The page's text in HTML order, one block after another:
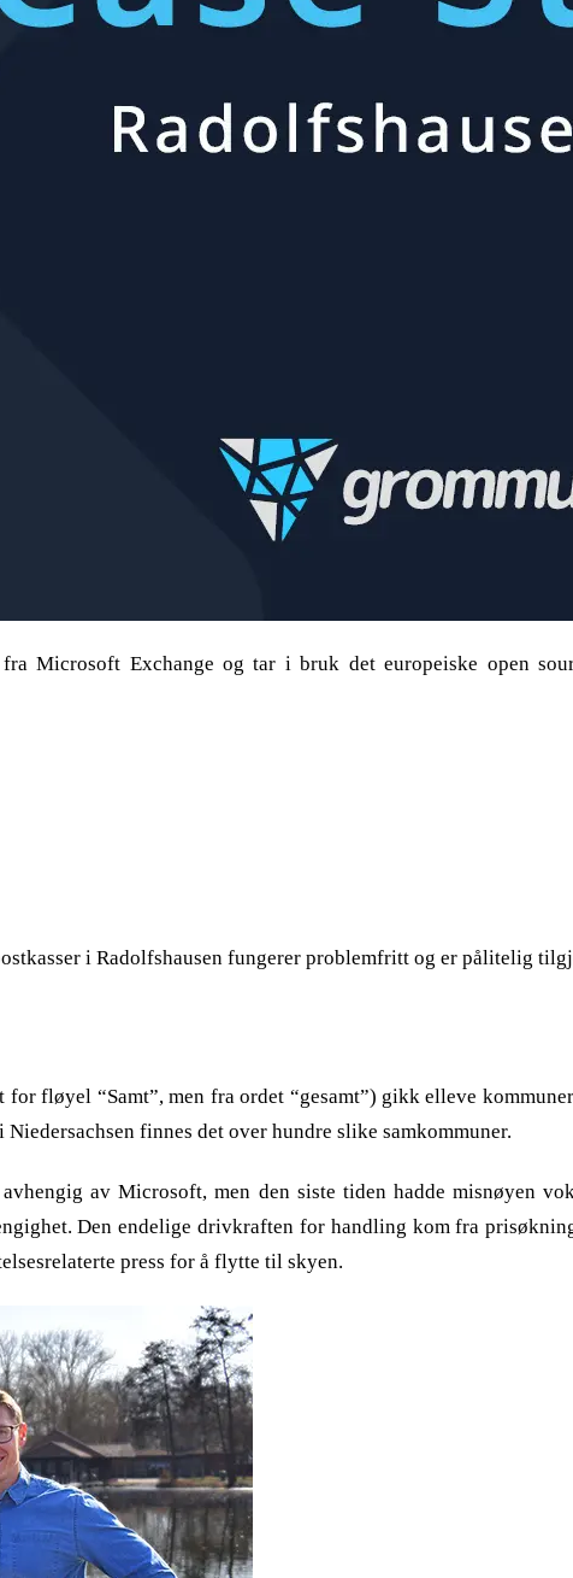
Microsoft Exchange og tar i bruk det europeiske open
i Radolfshausen fungerer problemfritt og er pålitelig
fløyel “Samt”, men fra ordet “gesamt”) gikk elleve
finnes det over hundre slike samkommuner.
av Microsoft, men den siste tiden hadde misnøyen
Den endelige drivkraften for handling kom fra
press for å flytte til skyen.